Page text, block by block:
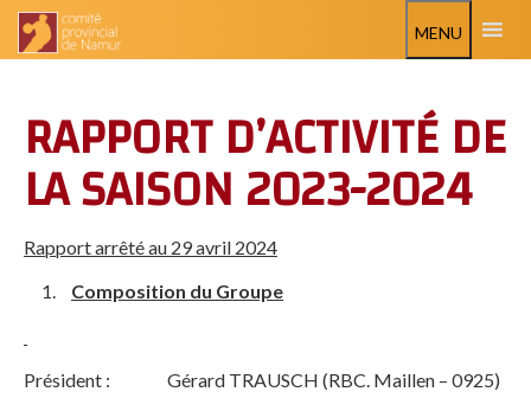
MENU
RAPPORT D’ACTIVITÉ DE
LA SAISON 2023-2024
Rapport arrêté au 29 avril 2024
Composition du Groupe
Président : Gérard TRAUSCH (RBC. Maillen – 0925)